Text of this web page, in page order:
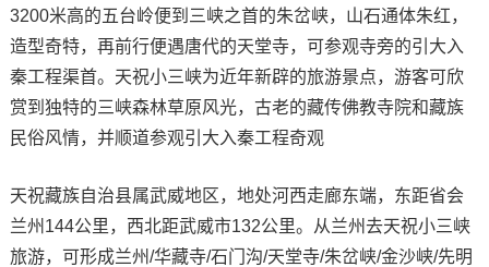
3200米高的五台岭便到三峡之首的朱岔峡，山石通体朱红，
造型奇特，再前行便遇唐代的天堂寺，可参观寺旁的引大入
秦工程渠首。天祝小三峡为近年新辟的旅游景点，游客可欣
赏到独特的三峡森林草原风光，古老的藏传佛教寺院和藏族
民俗风情，并顺道参观引大入秦工程奇观
天祝藏族自治县属武威地区，地处河西走廊东端，东距省会
兰州144公里，西北距武威市132公里。从兰州去天祝小三峡
旅游，可形成兰州/华藏寺/石门沟/天堂寺/朱岔峡/金沙峡/先明